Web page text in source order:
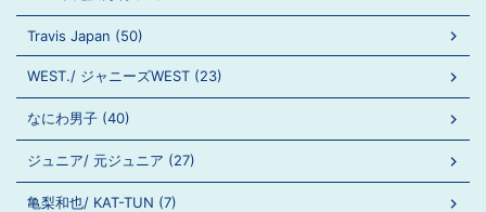
Travis Japan (50)
WEST./ ジャニーズWEST (23)
なにわ男子 (40)
ジュニア/ 元ジュニア (27)
亀梨和也/ KAT-TUN (7)